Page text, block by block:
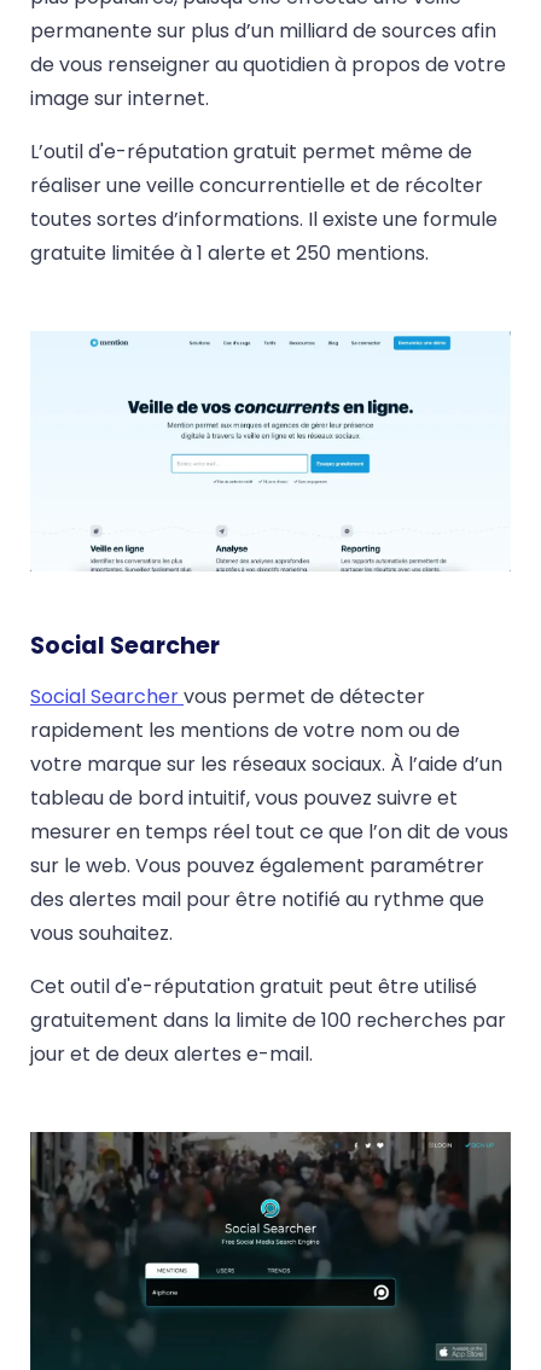
permanente sur plus d’un milliard de sources afin
de vous renseigner au quotidien à propos de votre
image sur internet.
L’outil d'e-réputation gratuit permet même de
réaliser une veille concurrentielle et de récolter
toutes sortes d’informations. Il existe une formule
gratuite limitée à 1 alerte et 250 mentions.
Social Searcher
Social Searchervous permet de détecter
rapidement les mentions de votre nom ou de
votre marque sur les réseaux sociaux. À l’aide d’un
tableau de bord intuitif, vous pouvez suivre et
mesurer en temps réel tout ce que l’on dit de vous
sur le web. Vous pouvez également paramétrer
des alertes mail pour être notifié au rythme que
vous souhaitez.
Cet outil d'e-réputation gratuit peut être utilisé
gratuitement dans la limite de 100 recherches par
jour et de deux alertes e-mail.